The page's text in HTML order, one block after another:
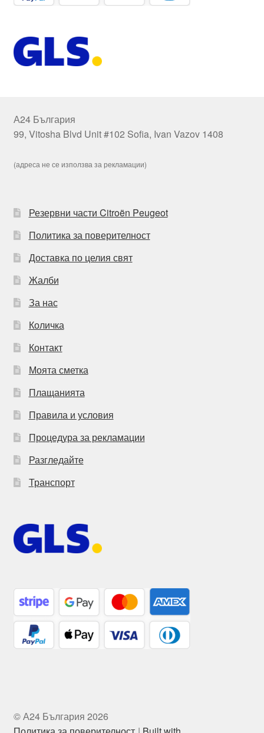
А24 България
99, Vitosha Blvd Unit #102 Sofia, Ivan Vazov 1408
(адреса не се използва за рекламации)
Резервни части Citroën Peugeot
Политика за поверителност
Доставка по целия свят
Жалби
За нас
Количка
Контакт
Моята сметка
Плащанията
Правила и условия
Процедура за рекламации
Разгледайте
Транспорт
© А24 България 2026